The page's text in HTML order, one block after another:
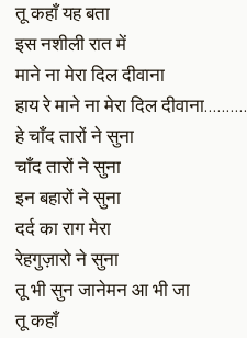
तू कहाँ यह बता
इस नशीली रात में
माने ना मेरा दिल दीवाना
हाय रे माने ना मेरा दिल दीवाना……….
हे चाँद तारों ने सुना
चाँद तारों ने सुना
इन बहारों ने सुना
दर्द का राग मेरा
रेहगुज़ारो ने सुना
तू भी सुन जानेमन आ भी जा
तू कहाँ